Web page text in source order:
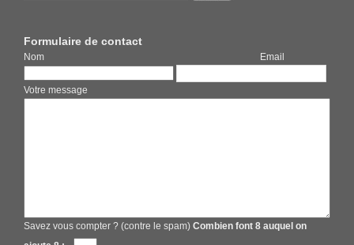
Formulaire de contact
Nom Email
Votre message
Savez vous compter ? (contre le spam) Combien font 8 auquel on